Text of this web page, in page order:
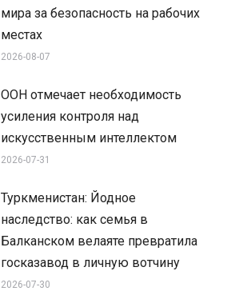
мира за безопасность на рабочих
местах
2026-08-07
ООН отмечает необходимость
усиления контроля над
искусственным интеллектом
2026-07-31
Туркменистан: Йодное
наследство: как семья в
Балканском велаяте превратила
госказавод в личную вотчину
2026-07-30